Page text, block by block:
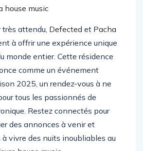
house music
très attendu, Defected et Pacha
à offrir une expérience unique
monde entier. Cette résidence
comme un événement
2025, un rendez-vous à ne
tous les passionnés de
Restez connectés pour
des annonces à venir et
à vivre des nuits inoubliables au